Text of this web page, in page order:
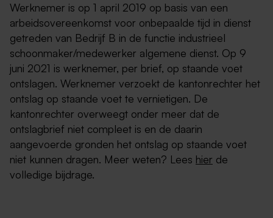
Werknemer is op 1 april 2019 op basis van een
arbeidsovereenkomst voor onbepaalde tijd in dienst
getreden van Bedrijf B in de functie industrieel
schoonmaker/medewerker algemene dienst. Op 9
juni 2021 is werknemer, per brief, op staande voet
ontslagen. Werknemer verzoekt de kantonrechter het
ontslag op staande voet te vernietigen. De
kantonrechter overweegt onder meer dat de
ontslagbrief niet compleet is en de daarin
aangevoerde gronden het ontslag op staande voet
niet kunnen dragen. Meer weten? Lees hier de
volledige bijdrage.